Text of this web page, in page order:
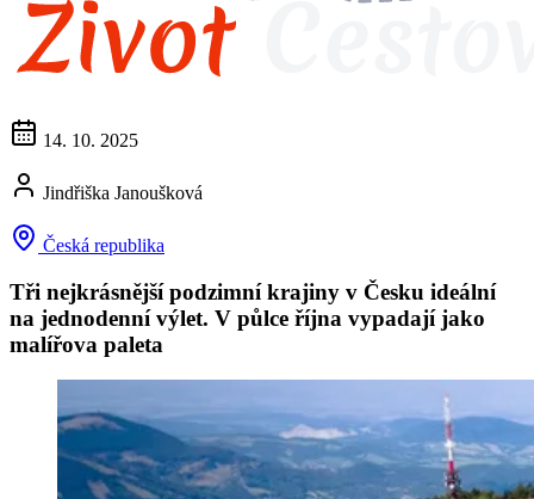
14. 10. 2025
Jindřiška Janoušková
Česká republika
Tři nejkrásnější podzimní krajiny v Česku ideální
na jednodenní výlet. V půlce října vypadají jako
malířova paleta